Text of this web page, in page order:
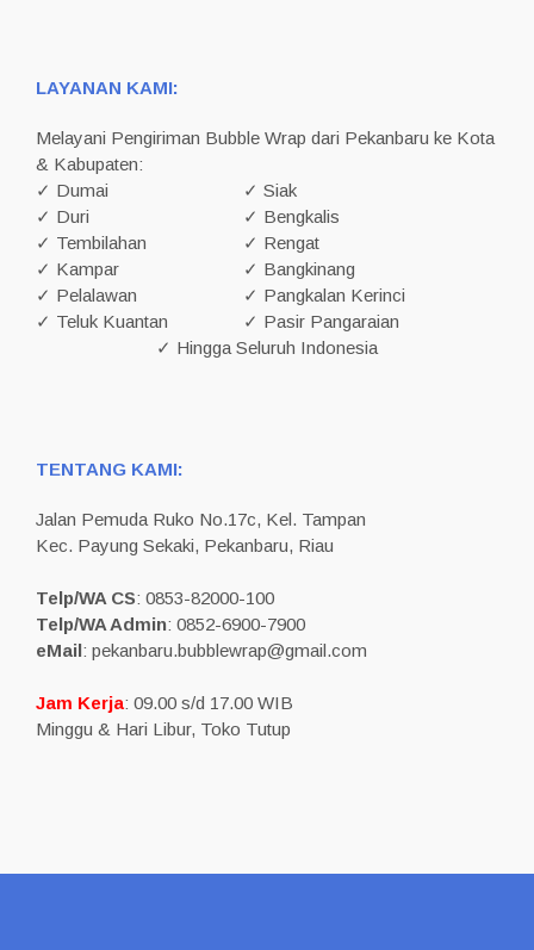
LAYANAN KAMI:
Melayani Pengiriman Bubble Wrap dari Pekanbaru ke Kota
& Kabupaten:
✓ Dumai
✓ Siak
✓ Duri
✓ Bengkalis
✓ Tembilahan
✓ Rengat
✓ Kampar
✓ Bangkinang
✓ Pelalawan
✓ Pangkalan Kerinci
✓ Teluk Kuantan
✓ Pasir Pangaraian
✓ Hingga Seluruh Indonesia
TENTANG KAMI:
Jalan Pemuda Ruko No.17c, Kel. Tampan
Kec. Payung Sekaki, Pekanbaru, Riau
Telp/WA CS: 0853-82000-100
Telp/WA Admin: 0852-6900-7900
eMail: pekanbaru.bubblewrap@gmail.com
Jam Kerja: 09.00 s/d 17.00 WIB
Minggu & Hari Libur, Toko Tutup